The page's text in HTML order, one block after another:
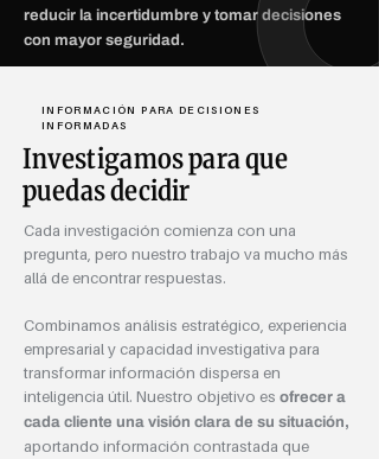
reducir la incertidumbre y tomar decisiones
con mayor seguridad.
INFORMACIÓN PARA DECISIONES
INFORMADAS
Investigamos para que
puedas decidir
Cada investigación comienza con una
pregunta, pero nuestro trabajo va mucho más
allá de encontrar respuestas.
Combinamos análisis estratégico, experiencia
empresarial y capacidad investigativa para
transformar información dispersa en
inteligencia útil. Nuestro objetivo es ofrecer a
cada cliente una visión clara de su situación,
aportando información contrastada que